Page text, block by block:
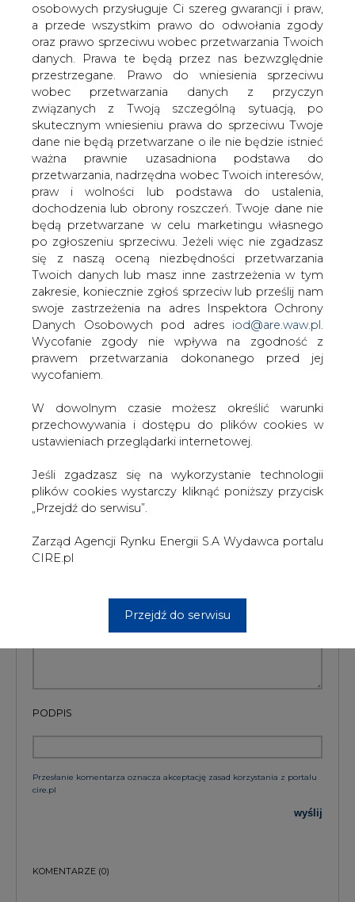
osobowych przysługuje Ci szereg gwarancji i praw,
a przede wszystkim prawo do odwołania zgody
oraz prawo sprzeciwu wobec przetwarzania Twoich
danych. Prawa te będą przez nas bezwzględnie
przestrzegane. Prawo do wniesienia sprzeciwu
wobec przetwarzania danych z przyczyn
związanych z Twoją szczególną sytuacją, po
skutecznym wniesieniu prawa do sprzeciwu Twoje
dane nie będą przetwarzane o ile nie będzie istnieć
ważna prawnie uzasadniona podstawa do
przetwarzania, nadrzędna wobec Twoich interesów,
praw i wolności lub podstawa do ustalenia,
dochodzenia lub obrony roszczeń. Twoje dane nie
będą przetwarzane w celu marketingu własnego
po zgłoszeniu sprzeciwu. Jeżeli więc nie zgadzasz
się z naszą oceną niezbędności przetwarzania
Twoich danych lub masz inne zastrzeżenia w tym
zakresie, koniecznie zgłoś sprzeciw lub prześlij nam
swoje zastrzeżenia na adres Inspektora Ochrony
Danych Osobowych pod adres iod@are.waw.pl.
Wycofanie zgody nie wpływa na zgodność z
prawem przetwarzania dokonanego przed jej
wycofaniem.
W dowolnym czasie możesz określić warunki
przechowywania i dostępu do plików cookies w
ustawieniach przeglądarki internetowej.
Jeśli zgadzasz się na wykorzystanie technologii
plików cookies wystarczy kliknąć poniższy przycisk
„Przejdź do serwisu”.
Zarząd Agencji Rynku Energii S.A Wydawca portalu
CIRE.pl
Przejdź do serwisu
Niniejsza publikacja zawiera opis
rzeczywistych doświadczeń Autora
zebranych zarówno w ramach realizacji
budowy swojej prywatnej elektrowni
wiatrowej o mocy 600 kW, jak i innych
projektów małej i średniej mocy
(przyłączenie do sieci średniego
napięcia), prowadzonych na zasadzie
inwestora zastępczego.
Dołączone pliki:
treść całej publikacji
Do odczytu plików wymagany jest programAcrobat
Reader.
# Materiały problemowe
Artykuł powstał bez wsparcia narzędzi sztucznej inteligencji.
Wydawca portalu CIRE zgadza się na włączenie publikacji do
KOMENTARZE
PODPIS
Przesłanie komentarza oznacza akceptację zasad korzystania z portalu
cire.pl
wyślij
KOMENTARZE (0)